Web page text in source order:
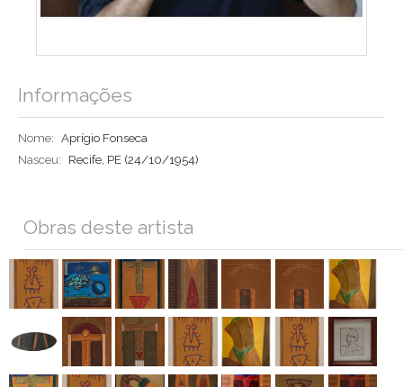
Informações
Nome: Aprígio Fonseca
Nasceu:
Recife, PE (24/10/1954)
Obras deste artista